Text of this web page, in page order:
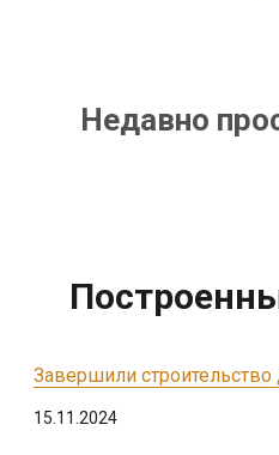
Недавно
Завершили строительство
15.11.2024